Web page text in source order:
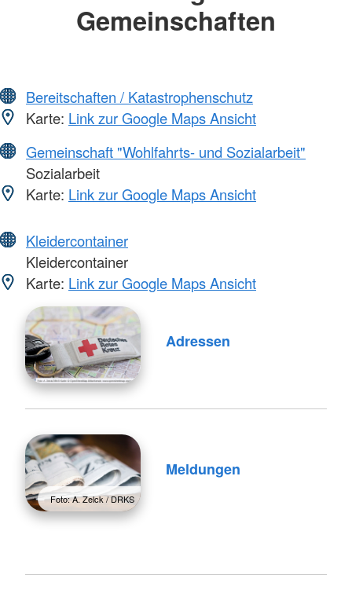
Gemeinschaften
Bereitschaften / Katastrophenschutz
Karte: Link zur Google Maps Ansicht
Gemeinschaft "Wohlfahrts- und Sozialarbeit"
Sozialarbeit
Karte: Link zur Google Maps Ansicht
Kleidercontainer
Kleidercontainer
Karte: Link zur Google Maps Ansicht
Adressen
Foto: A. Zelck / DRKS
Meldungen